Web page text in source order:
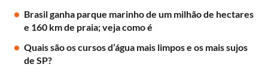
Brasil ganha parque marinho de um milhão de hectares
e 160 km de praia; veja como é
Quais são os cursos d’água mais limpos e os mais sujos
de SP?